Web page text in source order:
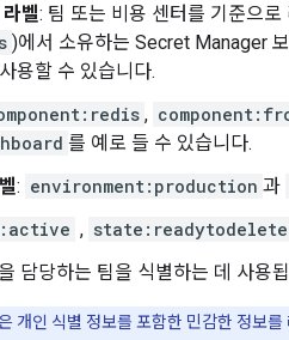
벨: 팀 또는 비용 센터를 기준으
)에서 소유하는 Secret Manager
용할 수 있습니다.
,
를 예로 들 수 있습니다.
: environment:production 과
, state:readytodelete
담당하는 팀을 식별하는 데 사용
개인 식별 정보를 포함한 민감한 정보